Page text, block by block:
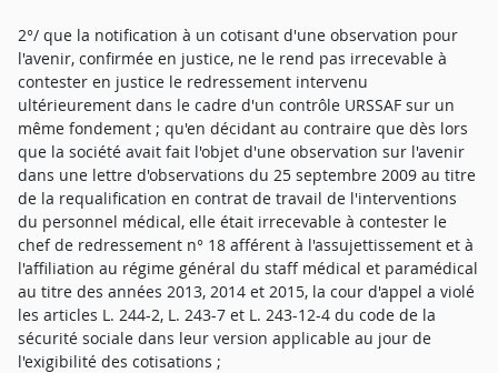
2°/ que la notification à un cotisant d'une observation pour
l'avenir, confirmée en justice, ne le rend pas irrecevable à
contester en justice le redressement intervenu
ultérieurement dans le cadre d'un contrôle URSSAF sur un
même fondement ; qu'en décidant au contraire que dès lors
que la société avait fait l'objet d'une observation sur l'avenir
dans une lettre d'observations du 25 septembre 2009 au titre
de la requalification en contrat de travail de l'interventions
du personnel médical, elle était irrecevable à contester le
chef de redressement n° 18 afférent à l'assujettissement et à
l'affiliation au régime général du staff médical et paramédical
au titre des années 2013, 2014 et 2015, la cour d'appel a violé
les articles L. 244-2, L. 243-7 et L. 243-12-4 du code de la
sécurité sociale dans leur version applicable au jour de
l'exigibilité des cotisations ;